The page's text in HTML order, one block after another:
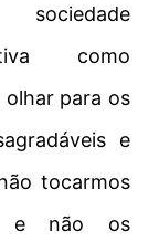
como
para os
e
tocarmos
e não os